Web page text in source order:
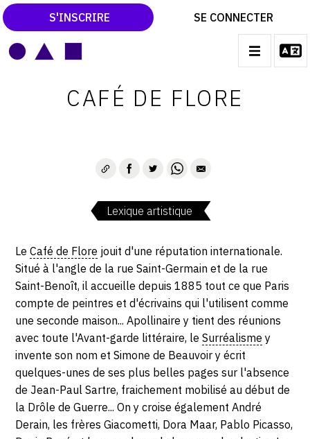
S'INSCRIRE SE CONNECTER
CATALOGUES RAISONNÉS
LES VERNISSAGES
ACTUALITÉS DU MONDE DE L'ART
LEXIQUE ARTISTIQUE
SERVICES
CRÉER SON CATALOGUE RAISONNÉ
ABONNEMENTS DÉDIÉS AUX GALERISTES
CRÉER SON SITE ARTISTE
CAFÉ DE FLORE
Lexique artistique
LeCafé de Flore jouit d'une réputation internationale.
Situé à l'angle de la rue Saint-Germain et de la rue
Saint-Benoît, il accueille depuis 1885 tout ce que Paris
compte de peintres et d'écrivains qui l'utilisent comme
une seconde maison... Apollinaire y tient des réunions
avec toute l'Avant-garde littéraire, leSurréalisme y
invente son nom et Simone de Beauvoir y écrit
quelques-unes de ses plus belles pages sur l'absence
de Jean-Paul Sartre, fraichement mobilisé au début de
la Drôle de Guerre... On y croise également André
Derain, les frères Giacometti, Dora Maar, Pablo Picasso,